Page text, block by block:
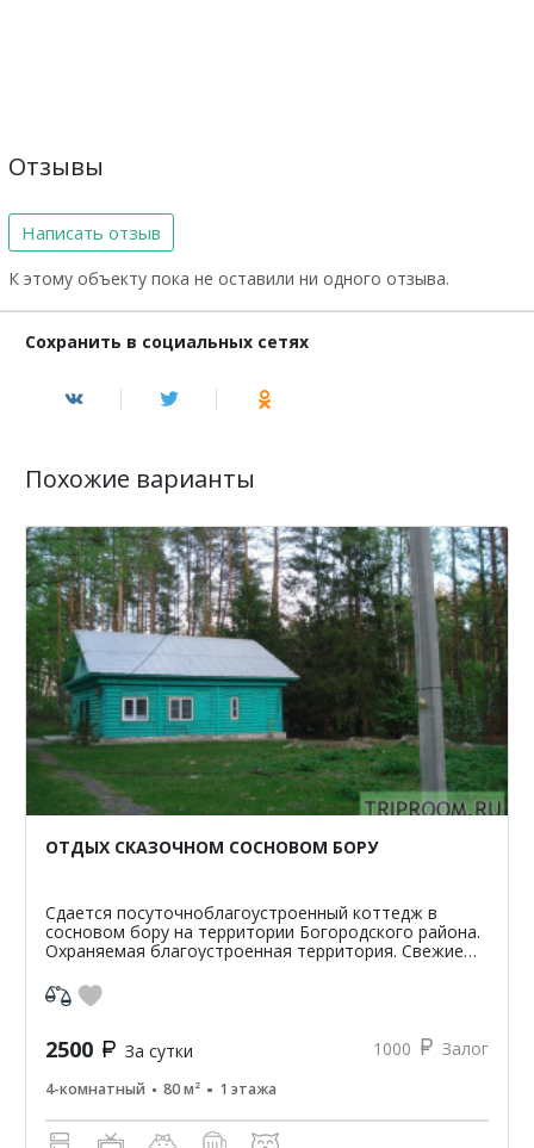
Отзывы
Написать отзыв
К этому объекту пока не оставили ни одного отзыва.
Сохранить в социальных сетях
Похожие варианты
ОТДЫХ СКАЗОЧНОМ СОСНОВОМ БОРУ
Сдается посуточноблагоустроенный коттедж в
сосновом бору на территории Богородского района.
Охраняемая благоустроенная территория. Свежие
Детская и спор...
2500 За сутки 1000 Залог
4-комнатный 80 м² 1 этажа